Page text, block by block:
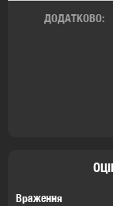
Враження
ДОДАТКОВО: